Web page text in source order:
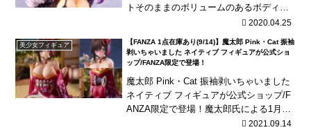
トそのままのボリュームのあるボディラ
インが素晴らしい！キャストオフ可能！
2020.04.25
美少女フィギュア
【FANZA 1点在庫あり(9/14)】魔太郎 Pink・Cat 振袖
剥いちゃいました ネイティブ フィギュアが公式ショ
ップ/FANZA限定で登場！
魔太郎 Pink・Cat 振袖剥いちゃいました
ネイティブ フィギュアが公式ショップ/F
ANZA限定で登場！魔太郎氏による1月の
看板娘「振袖剥いちゃいました」を立体
2021.09.14